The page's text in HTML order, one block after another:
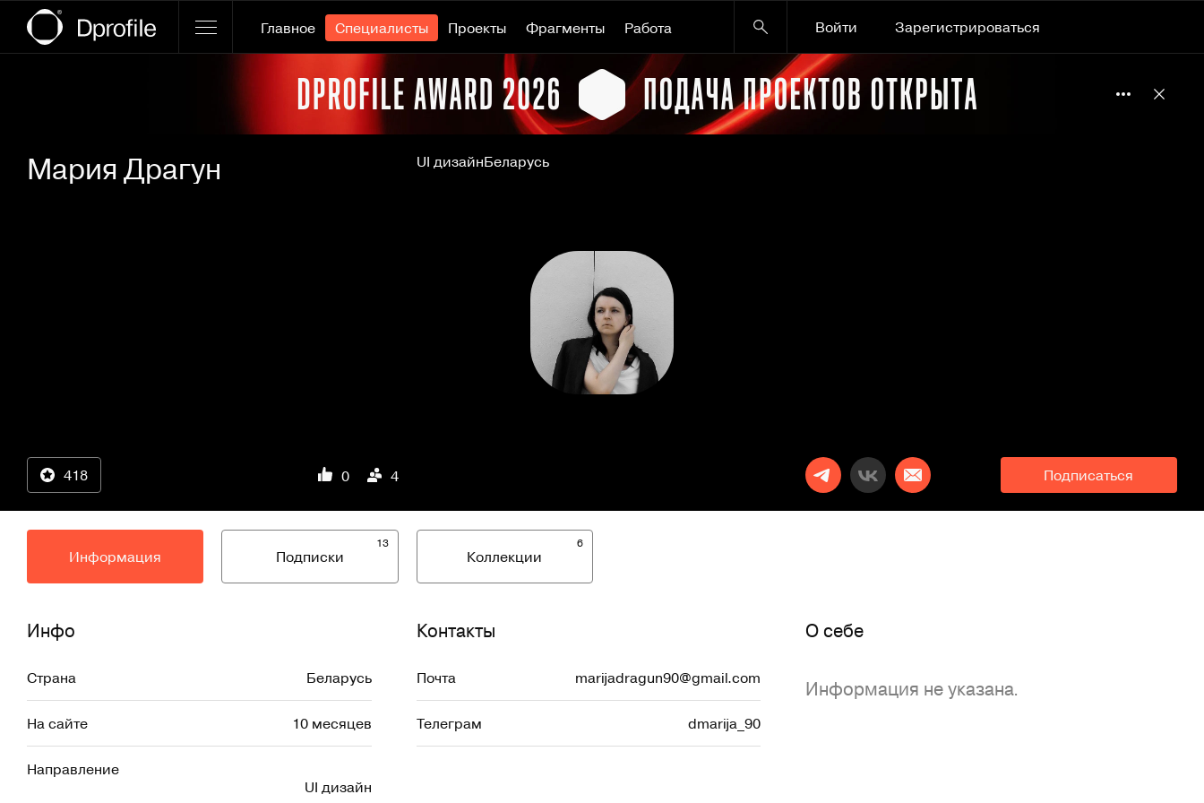
Главное Специалисты Проекты Фрагменты Работа Войти
Зарегистрироваться
Мария Драгун UI дизайнБеларусь
418 0 4 Подписаться
Информация
13
Подписки
6
Коллекции
Инфо
Страна Беларусь
На сайте 10 месяцев
Направление
UI дизайн
Контакты
Почта marijadragun90@gmail.com
Телеграм dmarija_90
O себе
Информация не указана.